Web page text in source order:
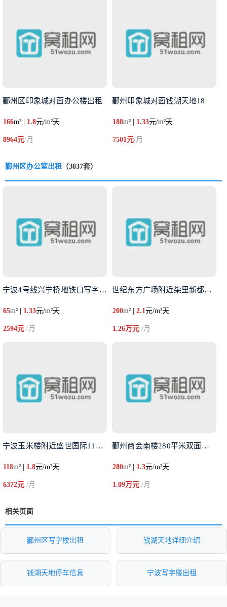
鄞州区印象城对面办公楼出租
166m² | 1.8元/m²天
8964元/月
鄞州印象城对面钱湖天地18
188m² | 1.33元/m²天
7501元/月
鄞州区办公室出租 （3037套）
宁波4号线兴宁桥地铁口写字楼出
65m² | 1.33元/m²天
2594元 /月
世纪东方广场附近柒里新都出租2
200m² |2.1元/m²天
1.26万元/月
宁波玉米楼附近盛世国际118平
118m² | 1.8元/m²天
6372元 /月
鄞州商会南楼280平米双面采光
280m² | 1.3元/m²天
1.09万元/月
相关页面
鄞州区写字楼出租 钱湖天地详细介绍
钱湖天地停车信息 宁波写字楼出租